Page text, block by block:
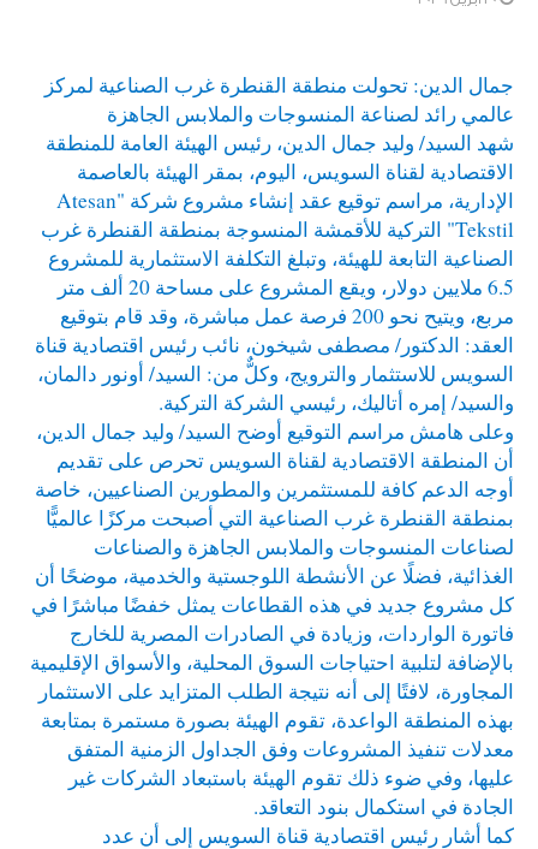
جمال الدين: تحولت منطقة القنطرة غرب الصناعية لمركز
عالمي رائد لصناعة المنسوجات والملابس الجاهزة
شهد السيد/ وليد جمال الدين، رئيس الهيئة العامة للمنطقة
الاقتصادية لقناة السويس، اليوم، بمقر الهيئة بالعاصمة
الإدارية، مراسم توقيع عقد إنشاء مشروع شركة "Atesan
Tekstil" التركية للأقمشة المنسوجة بمنطقة القنطرة غرب
الصناعية التابعة للهيئة، وتبلغ التكلفة الاستثمارية للمشروع
6.5 ملايين دولار، ويقع المشروع على مساحة 20 ألف متر
مربع، ويتيح نحو 200 فرصة عمل مباشرة، وقد قام بتوقيع
العقد: الدكتور/ مصطفى شيخون، نائب رئيس اقتصادية قناة
السويس للاستثمار والترويج، وكلٌّ من: السيد/ أونور دالمان،
والسيد/ إمره أتاليك، رئيسي الشركة التركية.
وعلى هامش مراسم التوقيع أوضح السيد/ وليد جمال الدين،
أن المنطقة الاقتصادية لقناة السويس تحرص على تقديم
أوجه الدعم كافة للمستثمرين والمطورين الصناعيين، خاصة
بمنطقة القنطرة غرب الصناعية التي أصبحت مركزًا عالميًّا
لصناعات المنسوجات والملابس الجاهزة والصناعات
الغذائية، فضلًا عن الأنشطة اللوجستية والخدمية، موضحًا أن
كل مشروع جديد في هذه القطاعات يمثل خفضًا مباشرًا في
فاتورة الواردات، وزيادة في الصادرات المصرية للخارج
بالإضافة لتلبية احتياجات السوق المحلية، والأسواق الإقليمية
المجاورة، لافتًا إلى أنه نتيجة الطلب المتزايد على الاستثمار
بهذه المنطقة الواعدة، تقوم الهيئة بصورة مستمرة بمتابعة
معدلات تنفيذ المشروعات وفق الجداول الزمنية المتفق
عليها، وفي ضوء ذلك تقوم الهيئة باستبعاد الشركات غير
الجادة في استكمال بنود التعاقد.
كما أشار رئيس اقتصادية قناة السويس إلى أن عدد